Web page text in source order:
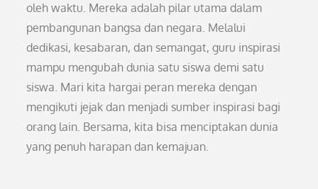
oleh waktu. Mereka adalah pilar utama dalam
pembangunan bangsa dan negara. Melalui
dedikasi, kesabaran, dan semangat, guru inspirasi
mampu mengubah dunia satu siswa demi satu
siswa. Mari kita hargai peran mereka dengan
mengikuti jejak dan menjadi sumber inspirasi bagi
orang lain. Bersama, kita bisa menciptakan dunia
yang penuh harapan dan kemajuan.